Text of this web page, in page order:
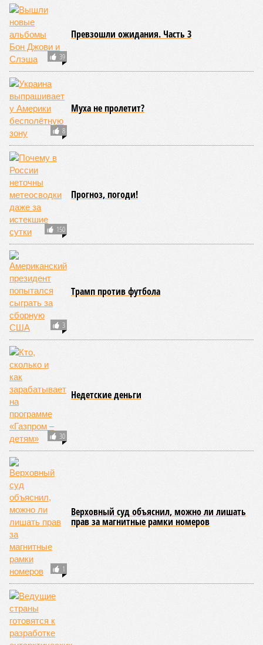
39
Превзошли ожидания. Часть 3
8
Муха не пролетит?
150
Прогноз, погоди!
3
Трамп против футбола
30
Недетские деньги
1
Верховный суд объяснил, можно ли лишать
прав за магнитные рамки номеров